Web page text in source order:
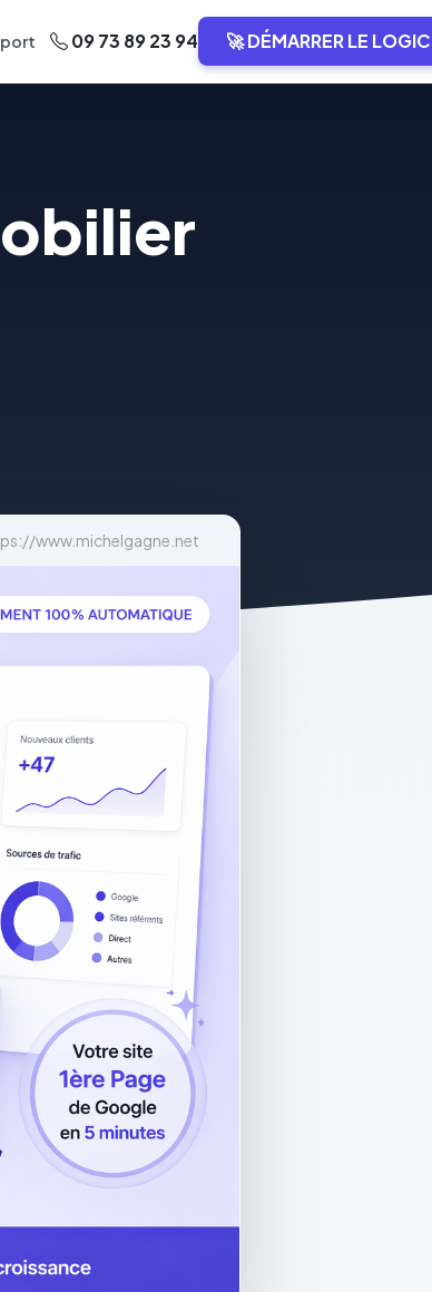
09 73 89 23 94 🚀 DÉMARRER LE
www.michelgagne.net